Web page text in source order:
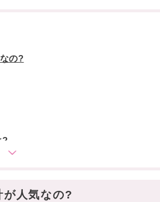
の?
?
人気なの?